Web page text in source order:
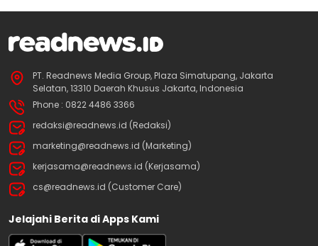
PT. Readnews Media Group, Plaza Simatupang, Jakarta
Selatan, 13310 Daerah Khusus Jakarta, Indonesia
Phone : 0822 4486 3366
redaksi@readnews.id (Redaksi)
marketing@readnews.id (Marketing)
kerjasama@readnews.id (Kerjasama)
cs@readnews.id (Customer Care)
Jelajahi Berita di Apps Kami